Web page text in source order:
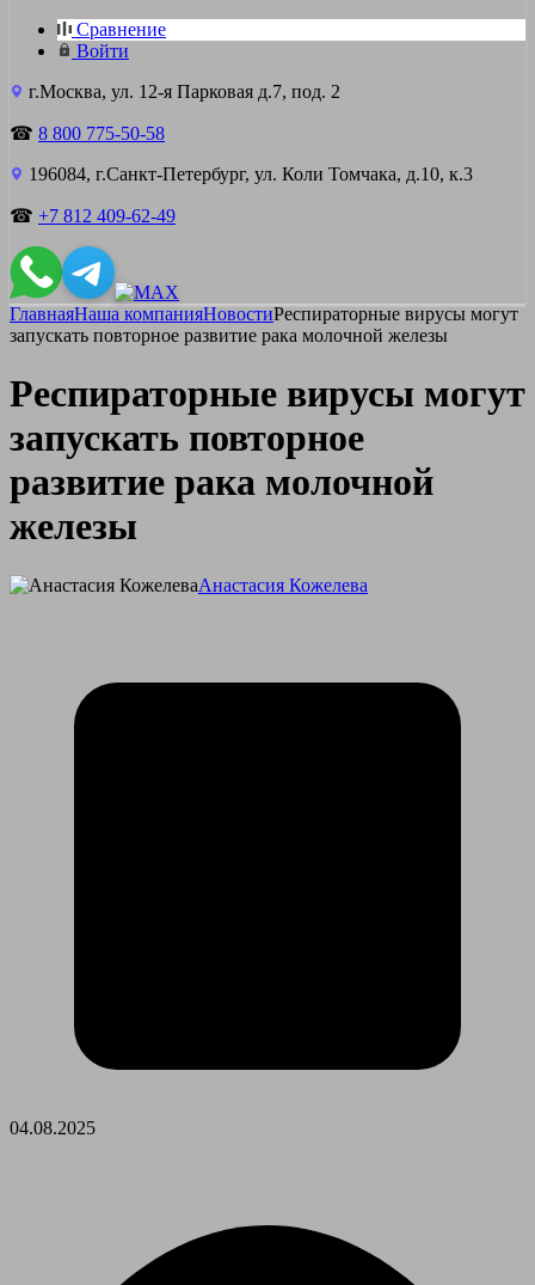
Сравнение
Войти
г.Москва, ул. 12-я Парковая д.7, под. 2
☎ 8 800 775-50-58
196084, г.Санкт-Петербург, ул. Коли Томчака, д.10, к.3
☎ +7 812 409-62-49
ГлавнаяНаша компанияНовостиРеспираторные вирусы могут
запускать повторное развитие рака молочной железы
Респираторные вирусы могут
запускать повторное
развитие рака молочной
железы
Анастасия Кожелева
04.08.2025